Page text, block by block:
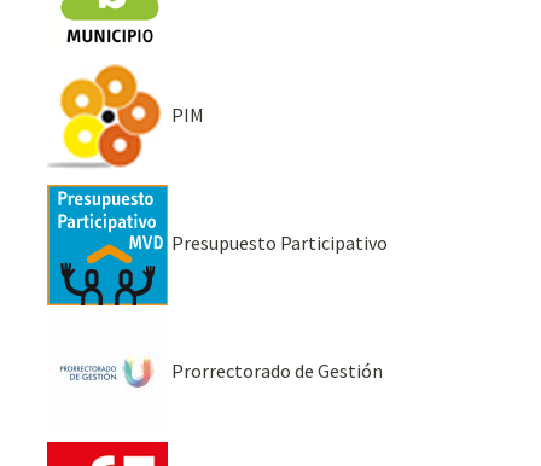
PIM
Presupuesto Participativo
Prorrectorado de Gestión